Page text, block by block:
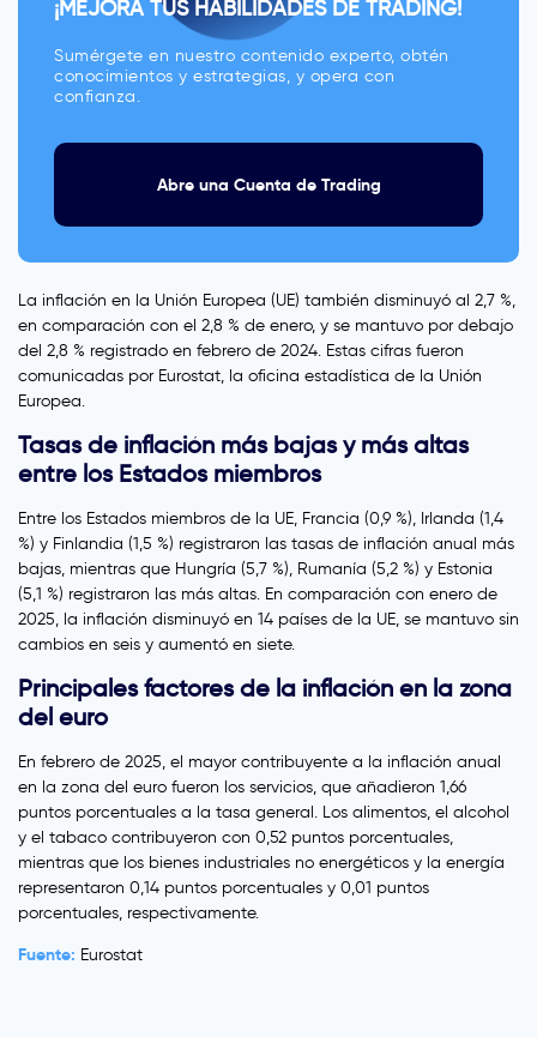
¡MEJORA TUS HABILIDADES DE TRADING!
Sumérgete en nuestro contenido experto, obtén
conocimientos y estrategias, y opera con
confianza.
Abre una Cuenta de Trading
La inflación en la Unión Europea (UE) también disminuyó al 2,7 %,
en comparación con el 2,8 % de enero, y se mantuvo por debajo
del 2,8 % registrado en febrero de 2024. Estas cifras fueron
comunicadas por Eurostat, la oficina estadística de la Unión
Europea.
Tasas de inflación más bajas y más altas
entre los Estados miembros
Entre los Estados miembros de la UE, Francia (0,9 %), Irlanda (1,4
%) y Finlandia (1,5 %) registraron las tasas de inflación anual más
bajas, mientras que Hungría (5,7 %), Rumanía (5,2 %) y Estonia
(5,1 %) registraron las más altas. En comparación con enero de
2025, la inflación disminuyó en 14 países de la UE, se mantuvo sin
cambios en seis y aumentó en siete.
Principales factores de la inflación en la zona
del euro
En febrero de 2025, el mayor contribuyente a la inflación anual
en la zona del euro fueron los servicios, que añadieron 1,66
puntos porcentuales a la tasa general. Los alimentos, el alcohol
y el tabaco contribuyeron con 0,52 puntos porcentuales,
mientras que los bienes industriales no energéticos y la energía
representaron 0,14 puntos porcentuales y 0,01 puntos
porcentuales, respectivamente.
Fuente: Eurostat